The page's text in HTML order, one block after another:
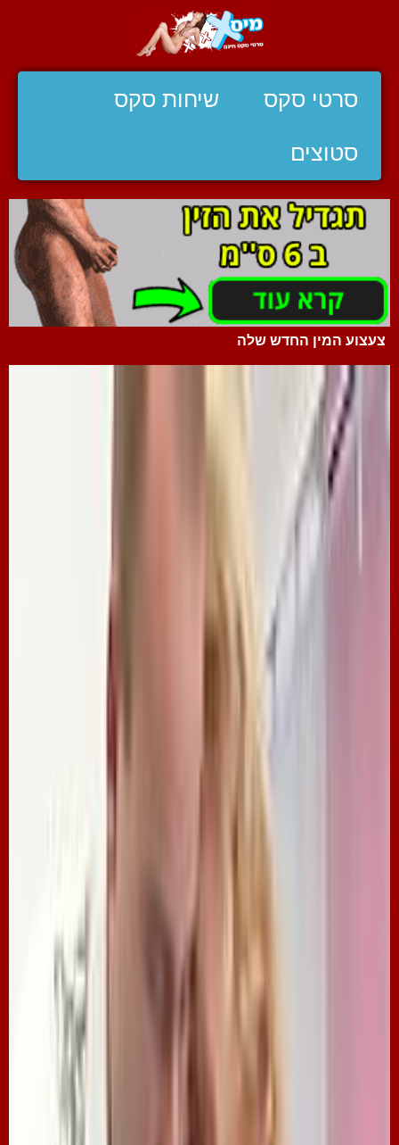
סרטי סקס שיחות סקס
סטוצים
צעצוע המין החדש שלה